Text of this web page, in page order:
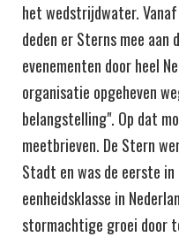
het wedstrijdwater.
deden er Sterns mee aan
evenementen door heel
organisatie opgeheven
belangstelling". Op dat
meetbrieven. De Stern
Stadt en was de eerste
eenheidsklasse in
stormachtige groei door